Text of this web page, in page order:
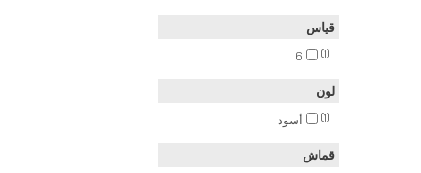
قياس
6 (1)
لون
أسود (1)
قماش